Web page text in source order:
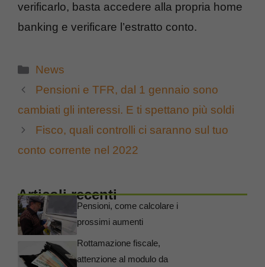
verificarlo, basta accedere alla propria home
banking e verificare l’estratto conto.
Categorie
News
Pensioni e TFR, dal 1 gennaio sono
cambiati gli interessi. E ti spettano più soldi
Fisco, quali controlli ci saranno sul tuo
conto corrente nel 2022
Articoli recenti
Pensioni, come calcolare i
prossimi aumenti
Rottamazione fiscale,
attenzione al modulo da